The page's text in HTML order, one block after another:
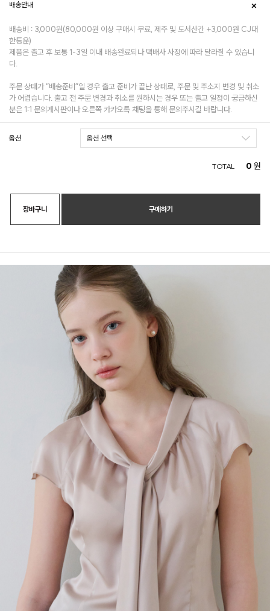
배송안내
배송비 : 3,000원(80,000원 이상 구매시 무료, 제주 및 도서산간 +3,000원 CJ대
한통운)
제품은 출고 후 보통 1-3일 이내 배송완료되나 택배사 사정에 따라 달라질 수 있습니
다.
주문 상태가 “배송준비”일 경우 출고 준비가 끝난 상태로, 주문 및 주소지 변경 및 취소
가 어렵습니다. 출고 전 주문 변경과 취소를 원하시는 경우 또는 출고 일정이 궁금하신
분은 1:1 문의게시판이나 오른쪽 카카오톡 채팅을 통해 문의주시길 바랍니다.
옵션
TOTAL 0 원
장바구니 구매하기